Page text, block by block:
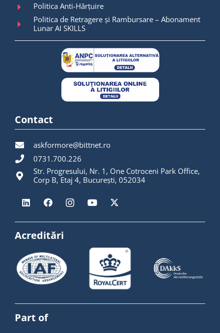
Politica Anti-Hărțuire
Politica de Retragere și Rambursare – Abonament
Lunar AI SKILLS
Contact
askformore@bittnet.ro
0731.700.226
Str. Progresului, Nr. 1, One Cotroceni Park Office,
Corp B, Etaj 4, București, 052034
Acreditări
Part of